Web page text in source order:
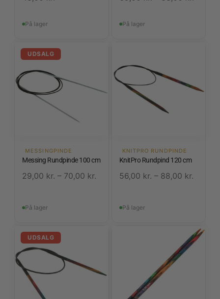
På lager På lager
UDSALG
MESSINGPINDE
Messing Rundpinde 100 cm
29,00 kr. – 70,00 kr.
På lager
KNITPRO RUNDPINDE
KnitPro Rundpind 120 cm
56,00 kr. – 88,00 kr.
På lager
UDSALG